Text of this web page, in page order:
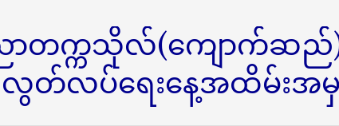
ာတက္ကသိုလ်(ကျောက်ဆည်)
လွတ်လပ်ရေးနေ့အထိမ်း